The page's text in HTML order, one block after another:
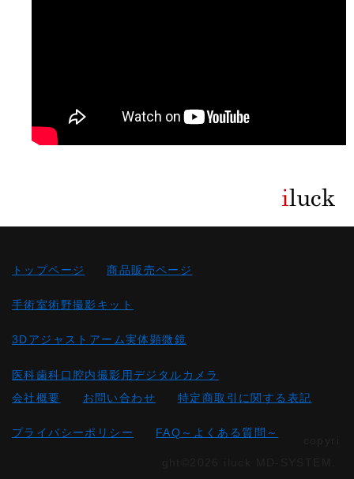
トップページ 商品販売ページ
手術室術野撮影キット
3Dアジャストアーム実体顕微鏡
医科歯科口腔内撮影用デジタルカメラ
会社概要
お問い合わせ 特定商取引に関する表記
プライバシーポリシー FAQ～よくある質問～